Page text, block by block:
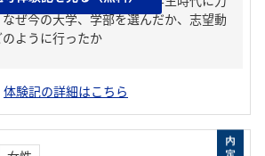
ぜ今の大学、学部を選んだか、志望動
ように行ったか
体験記の詳細はこちら